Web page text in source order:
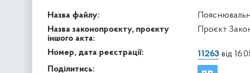
Назва файлу:
Назва законопроєкту, проєкту
іншого акта:
Проєкт
Номер, дата реєстрації: 11263від
Поділитись: